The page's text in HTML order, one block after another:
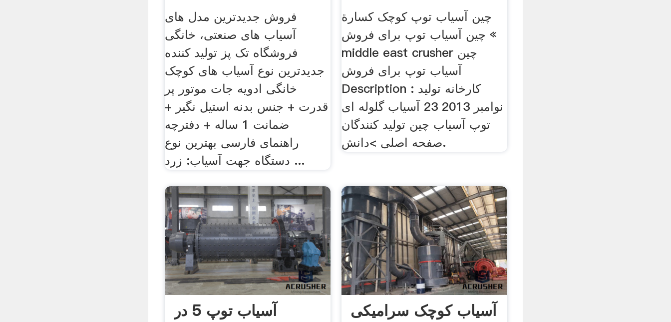
فروش جدیدترین مدل های
آسیاب های صنعتی، خانگی
فروشگاه تک پز تولید کننده
جدیدترین نوع آسیاب های کوچک
خانگی ادویه جات موتور پر
قدرت + جنس بدنه استیل نگیر +
ضمانت 1 ساله + دفترچه
راهنمای فارسی بهترین نوع
دستگاه جهت آسیاب: زرد ...
چین آسیاب توپ کوچک كسارة
چین آسیاب توپ برای فروش «
middle east crusher چین
آسیاب توپ برای فروش
Description : ‫کارخانه تولید
آسیاب گلوله ای‬‎ 23 نوامبر 2013
توپ آسیاب چین تولید کنندگان
صفحه اصلی >دانش.
آسیاب توپ 5 در آسیاب کوچک سرامیکی